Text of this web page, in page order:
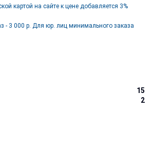
картой на сайте к цене добавляется 3%
- 3 000 р. Для юр. лиц минимального заказа
15
2